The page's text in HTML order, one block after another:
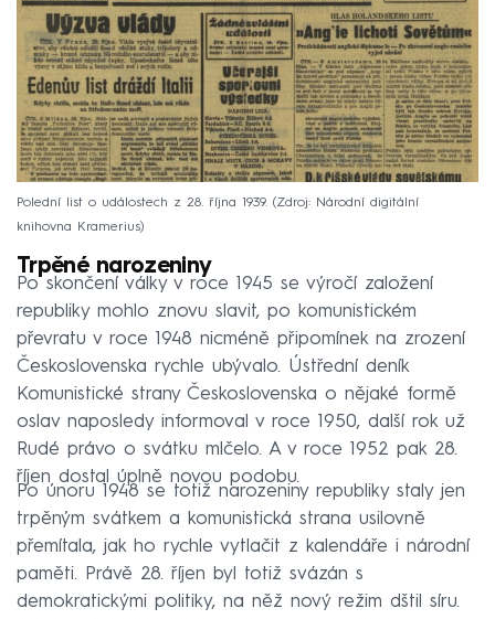
Polední list o událostech z 28. října 1939.
Zdroj: Národní digitální
knihovna Kramerius
Trpěné narozeniny
Po skončení války v roce 1945 se výročí založení
republiky mohlo znovu slavit, po komunistickém
převratu v roce 1948 nicméně připomínek na zrození
Československa rychle ubývalo. Ústřední deník
Komunistické strany Československa o nějaké formě
oslav naposledy informoval v roce 1950, další rok už
Rudé právo o svátku mlčelo. A v roce 1952 pak 28.
říjen dostal úplně novou podobu.
Po únoru 1948 se totiž narozeniny republiky staly jen
trpěným svátkem a komunistická strana usilovně
přemítala, jak ho rychle vytlačit z kalendáře i národní
paměti. Právě 28. říjen byl totiž svázán s
demokratickými politiky, na něž nový režim dštil síru.